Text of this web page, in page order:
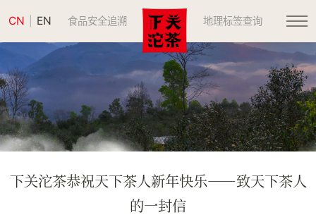
CN EN 食品安全追溯 地理标签查询
下关沱茶恭祝天下茶人新年快乐――致天下茶人
的一封信